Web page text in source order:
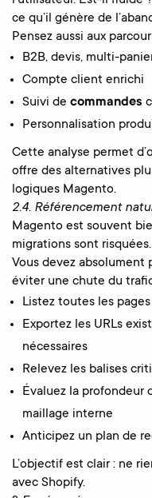
ce qu’il génère de
Pensez aussi aux
B2B, devis, multi-
Compte client enrichi
Suivi de commandes
Personnalisation
Cette analyse permet
offre des alternatives
logiques Magento.
2.4. Référencement
Magento est souvent
migrations sont risquées.
Vous devez absolument
éviter une chute du
Listez toutes les
Exportez les URLs
nécessaires
Relevez les balises
Évaluez la profondeur
maillage interne
Anticipez un plan de
L’objectif est clair : ne
avec Shopify.